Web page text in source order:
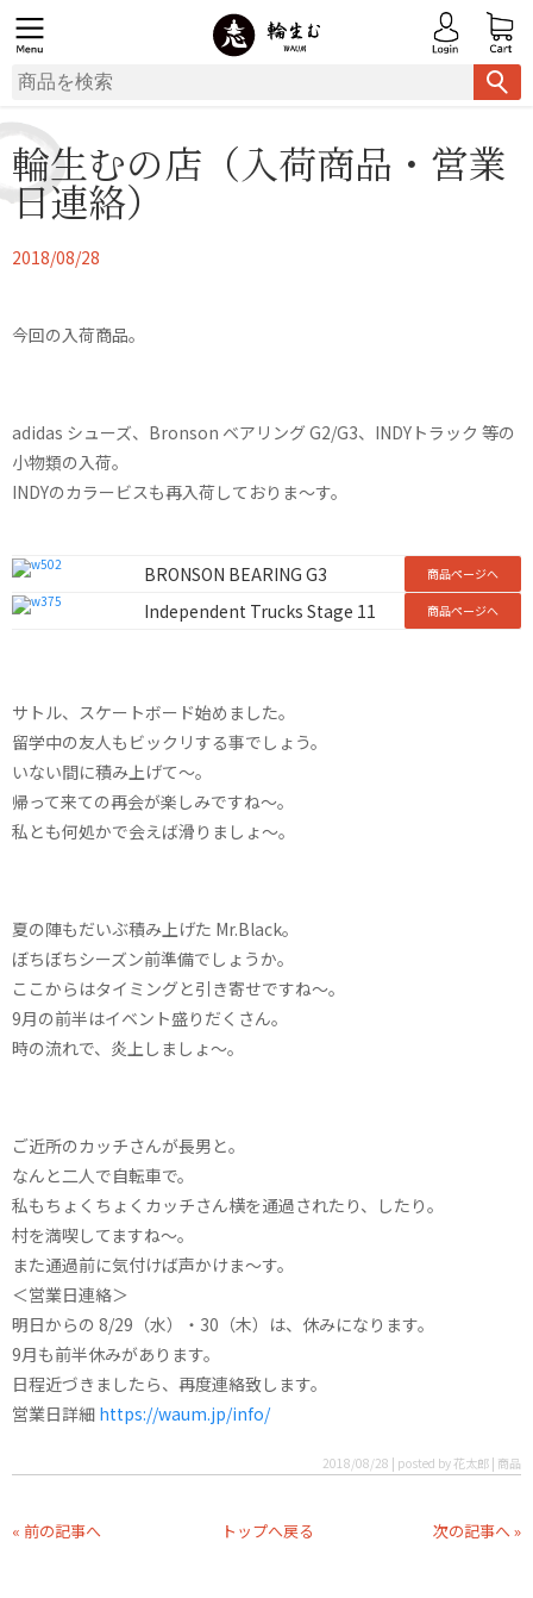
輪生むの店（入荷商品・営業
日連絡）
2018/08/28
今回の入荷商品。
adidas シューズ、Bronson ベアリング G2/G3、INDYトラック 等の
小物類の入荷。
INDYのカラービスも再入荷しておりま〜す。
BRONSON BEARING G3 商品ページへ
Independent Trucks Stage 11 商品ページへ
サトル、スケートボード始めました。
留学中の友人もビックリする事でしょう。
いない間に積み上げて〜。
帰って来ての再会が楽しみですね〜。
私とも何処かで会えば滑りましょ〜。
夏の陣もだいぶ積み上げた Mr.Black。
ぼちぼちシーズン前準備でしょうか。
ここからはタイミングと引き寄せですね〜。
9月の前半はイベント盛りだくさん。
時の流れで、炎上しましょ〜。
ご近所のカッチさんが長男と。
なんと二人で自転車で。
私もちょくちょくカッチさん横を通過されたり、したり。
村を満喫してますね〜。
また通過前に気付けば声かけま〜す。
＜営業日連絡＞
明日からの 8/29（水）・30（木）は、休みになります。
9月も前半休みがあります。
日程近づきましたら、再度連絡致します。
営業日詳細 https://waum.jp/info/
2018/08/28 | posted by 花太郎 | 商品
« 前の記事へ トップへ戻る 次の記事へ »